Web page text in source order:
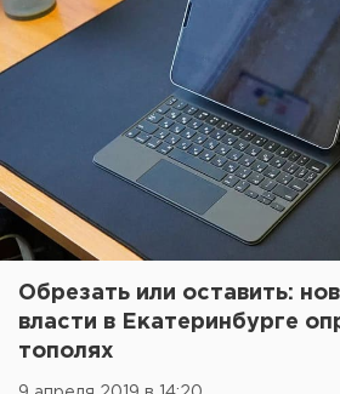
Обрезать или оставить:
власти в Екатеринбурге
тополях